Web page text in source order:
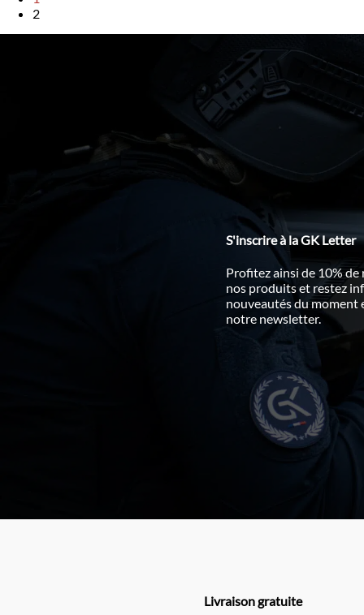
2
S'inscrire à la GK Letter
Profitez ainsi de 10%
nos produits et restez
nouveautés du moment
notre newsletter.
Livraison gratuite